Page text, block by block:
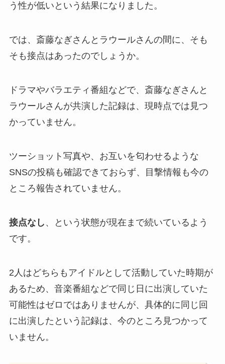
う性が低いという結果になりました。
では、斎藤なぎさんとラウールさんの間に、そも
そも接点はあったのでしょうか。
ドラマやバラエティ番組などで、斎藤なぎさんと
ラウールさんが共演した記録は、現時点では見つ
かっていません。
ツーショット写真や、お互いを匂わせるような
SNSの投稿も確認できておらず、目撃情報も今の
ところ報告されていません。
接点なし 、という状態が現在まで続いているよう
です。
2人はどちらもアイドルとして活動していた時期が
あるため、音楽番組などで同じ日に出演していた
可能性はゼロではありませんが、具体的に同じ回
に出演したという記録は、今のところ見つかって
いません。